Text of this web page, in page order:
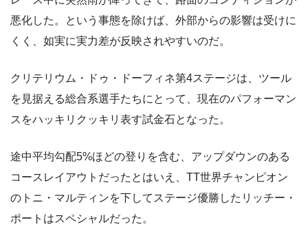
悪化した。という事態を除けば、外部からの影響は受けに
くく、如実に実力差が反映されやすいのだ。
クリテリウム・ドゥ・ドーフィネ第4ステージは、ツール
を見据える総合系選手たちにとって、現在のパフォーマン
スをハッキリクッキリ表す試金石となった。
途中平均勾配5%ほどの登りを含む、アップダウンのある
コースレイアウトだったとはいえ、TT世界チャンピオン
のトニ・マルティンを下してステージ優勝したリッチー・
ポートはスペシャルだった。